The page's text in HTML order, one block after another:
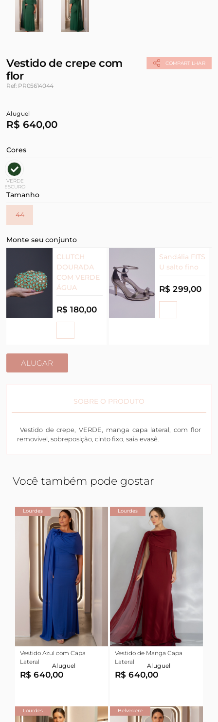
COMPARTILHAR
Vestido de crepe com
flor
Ref: PR05614044
Aluguel
R$ 640,00
Cores
VERDE
ESCURO
Tamanho
44
Monte seu conjunto
CLUTCH
DOURADA
COM VERDE
ÁGUA
R$ 180,00
Sandália FITS
U salto fino
R$ 299,00
ALUGAR
SOBRE O PRODUTO
Vestido de crepe, VERDE, manga capa lateral, com flor
removivel, sobreposição, cinto fixo, saia evasê.
Você também pode gostar
Lourdes
Vestido Azul com Capa
Lateral
Aluguel
R$ 640,00
Lourdes
Vestido de Manga Capa
Lateral
Aluguel
R$ 640,00
Lourdes Belvedere